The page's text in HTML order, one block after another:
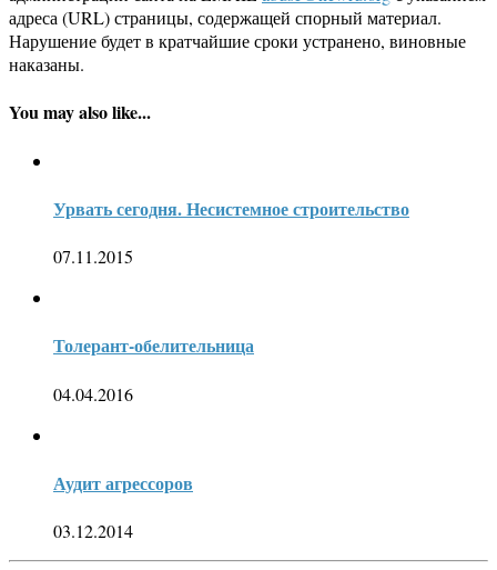
адреса (URL) страницы, содержащей спорный материал.
Нарушение будет в кратчайшие сроки устранено, виновные
наказаны.
You may also like...
Урвать сегодня. Несистемное строительство
07.11.2015
Толерант-обелительница
04.04.2016
Аудит агрессоров
03.12.2014